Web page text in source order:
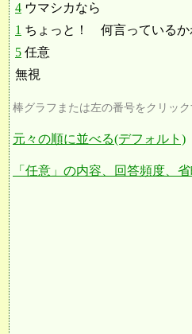
4 ウマシカなら
1 ちょっと！ 何言っているか
5 任意
無視
棒グラフまたは左の番号をクリッ
元々の順に並べる(デフォルト)
「任意」の内容、回答頻度、